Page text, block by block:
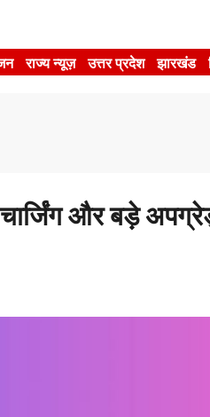
राज्य न्यूज़ उत्तर प्रदेश झारखंड
और बड़े